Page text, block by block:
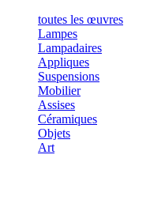
toutes les œuvres
Lampes
Lampadaires
Appliques
Suspensions
Mobilier
Assises
Céramiques
Objets
Art